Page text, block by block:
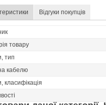
Відгуки покупців
товару
тип
кабелю
класифікація